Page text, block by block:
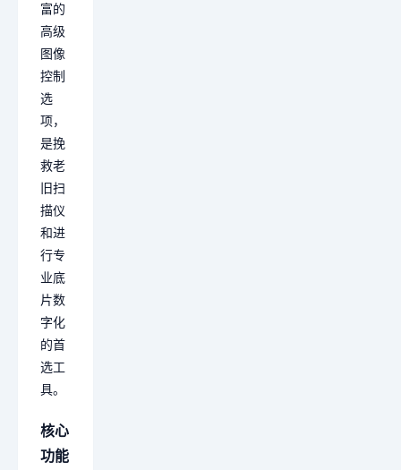
富的
高级
图像
控制
选
项，
是挽
救老
旧扫
描仪
和进
行专
业底
片数
字化
的首
选工
具。
核心
功能